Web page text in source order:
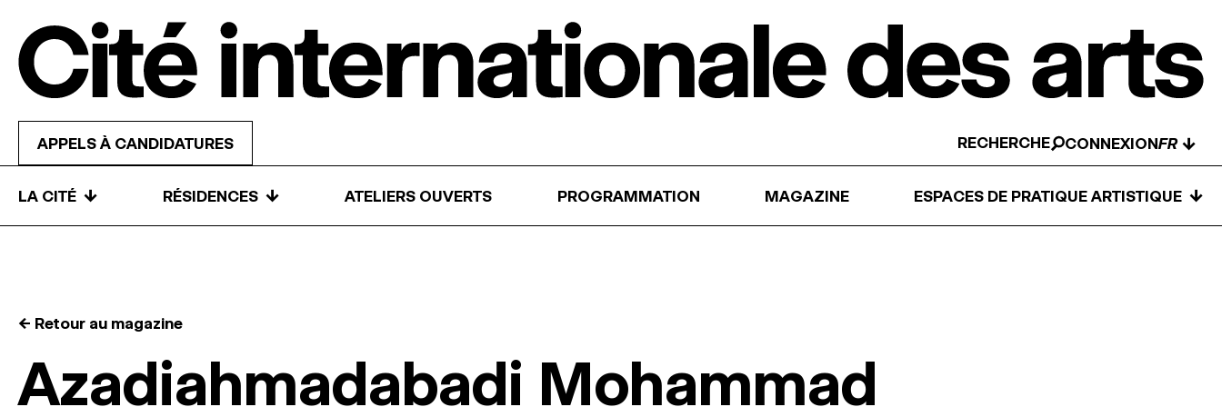
APPELS À CANDIDATURES RECHERCHE CONNEXION ↓
LA CITÉ ↓ RÉSIDENCES ↓ ATELIERS OUVERTS PROGRAMMATION MAGAZINE ESPACES DE PRATIQUE ARTISTIQUE ↓
← Retour au magazine
Azadiahmadabadi Mohammad